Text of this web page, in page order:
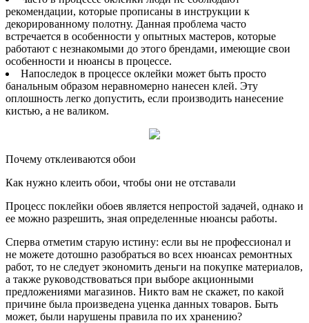
рекомендации, которые прописаны в инструкции к
декорированному полотну. Данная проблема часто
встречается в особенности у опытных мастеров, которые
работают с незнакомыми до этого брендами, имеющие свои
особенности и нюансы в процессе.
Напоследок в процессе оклейки может быть просто
банальным образом неравномерно нанесен клей. Эту
оплошность легко допустить, если производить нанесение
кистью, а не валиком.
Почему отклеиваются обои
Как нужно клеить обои, чтобы они не отставали
Процесс поклейки обоев является непростой задачей, однако и
ее можно разрешить, зная определенные нюансы работы.
Сперва отметим старую истину: если вы не профессионал и
не можете дотошно разобраться во всех нюансах ремонтных
работ, то не следует экономить деньги на покупке материалов,
а также руководствоваться при выборе акционными
предложениями магазинов. Никто вам не скажет, по какой
причине была произведена уценка данных товаров. Быть
может, были нарушены правила по их хранению?